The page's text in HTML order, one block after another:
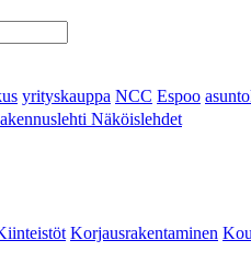
yrityskauppa NCC Espoo
Näköislehdet
Korjausrakentaminen